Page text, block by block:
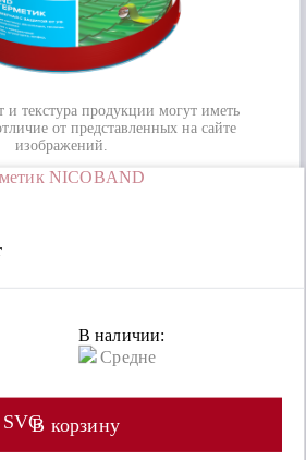
текстура продукции могут иметь
от представленных на сайте
изображений.
NICOBAND
В наличии:
Средне
SVGВ корзину